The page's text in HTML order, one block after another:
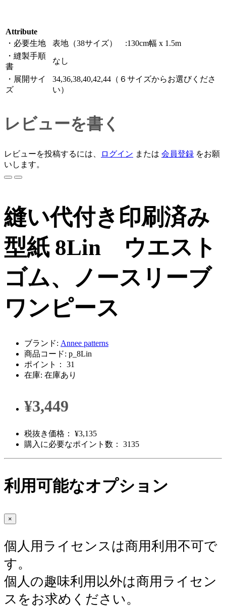
Attribute
・必要生地
表地（38サイズ） :130cm幅 x 1.5m
・縫製手順
書
なし
・展開サイ
ズ
34,36,38,40,42,44（６サイズからお選びくださ
い）
レビューを書く
レビューを投稿するには、 ログイン または 会員登録 をお願
いします。
縫い代付き印刷済み
型紙 8Lin ウエスト
ゴム、ノースリーブ
ワンピース
ブランド: Annee patterns
商品コード: p_8Lin
ポイント： 31
在庫: 在庫あり
¥3,449
税抜き価格： ¥3,135
購入に必要なポイント数： 3135
利用可能なオプション
×
個人用ライセンスは商用利用不可で
す。
個人の趣味利用以外は商用ライセン
スをお求めください。